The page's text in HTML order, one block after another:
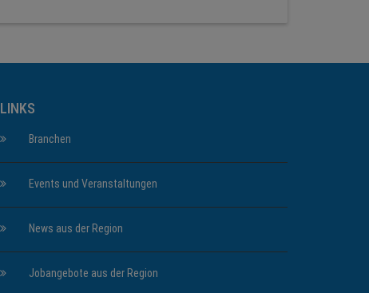
LINKS
Branchen
Events und Veranstaltungen
News aus der Region
Jobangebote aus der Region